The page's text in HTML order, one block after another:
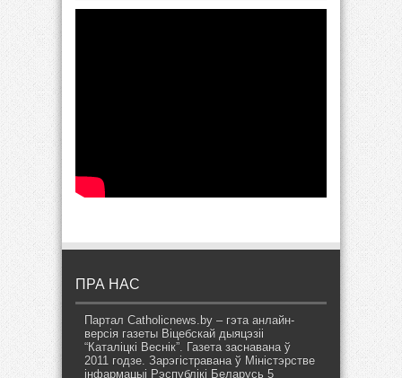
ПРА НАС
Партал Catholicnews.by – гэта анлайн-
версія газеты Віцебскай дыяцэзіі
“Каталіцкі Веснік”. Газета заснавана ў
2011 годзе. Зарэгістравана ў Міністэрстве
інфармацыі Рэспублікі Беларусь 5